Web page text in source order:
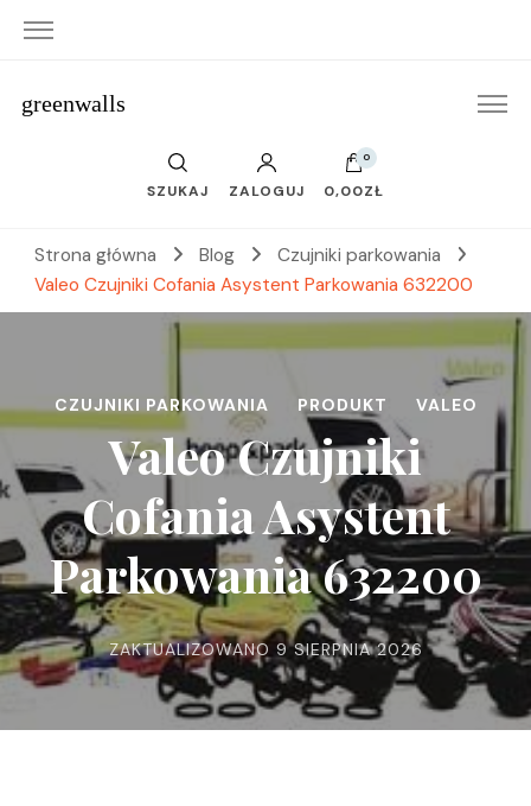
greenwalls
SZUKAJ ZALOGUJ
0
0,00ZŁ
Strona główna Blog
Czujniki parkowania
Valeo Czujniki Cofania Asystent Parkowania 632200
CZUJNIKI PARKOWANIA PRODUKT VALEO
Valeo Czujniki
Cofania Asystent
Parkowania 632200
ZAKTUALIZOWANO 9 SIERPNIA 2026